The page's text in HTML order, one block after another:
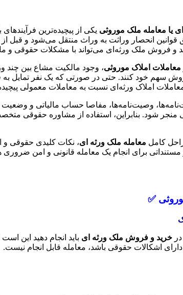
یا معامله ملک موروثی یکی از پیچیده‌ترین
انحصار وراثت به وراث منتقل می‌شود و قبل
و فروش ملک ورثه‌ای می‌تواند با مشکلات حقوقی و
معاملات املاک موروثی، وجود مالکیت مشاع بین چند
سهم خود کنند. حتی در صورتی که یک نفر تمایل به
املاک ورثه‌ای نسبت به معاملات معمولی
وصیت‌نامه‌ها، مفاصا حساب مالیاتی و
منجر شود. بنابراین، استفاده از مشاوره حقوقی
کامل معامله ملک ورثه ای، نکات کلیدی حقوقی
برای انجام یک معامله قانونی و امن
✅
خرید و فروش ملک ورثه ای باید انجام دهید این
اشکالات حقوقی باشد، معامله قابل انجام نیست.